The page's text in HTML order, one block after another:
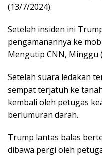
(13/7/2024).
Setelah insiden ini
pengamanannya ke
Mengutip CNN, Minggu
Setelah suara ledakan
sempat terjatuh ke
kembali oleh petugas
berlumuran darah.
Trump lantas balas
dibawa pergi oleh